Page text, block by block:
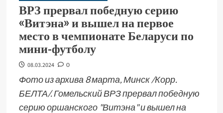
ВРЗ прервал победную серию
«Витэна» и вышел на первое
место в чемпионате Беларуси по
мини-футболу
08.03.2024 0
Фото из архива 8 марта, Минск /Корр.
БЕЛТА/. Гомельский ВРЗ прервал победную
серию оршанского "Витэна" и вышел на